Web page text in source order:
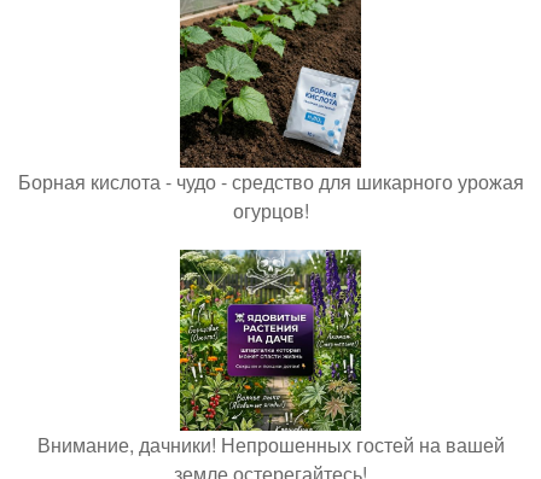
Борная кислота - чудо - средство для шикарного урожая
огурцов!
Внимание, дачники! Непрошенных гостей на вашей
земле остерегайтесь!